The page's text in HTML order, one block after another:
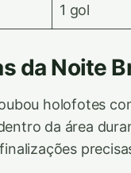
1 gol
da Noite
holofotes
da área